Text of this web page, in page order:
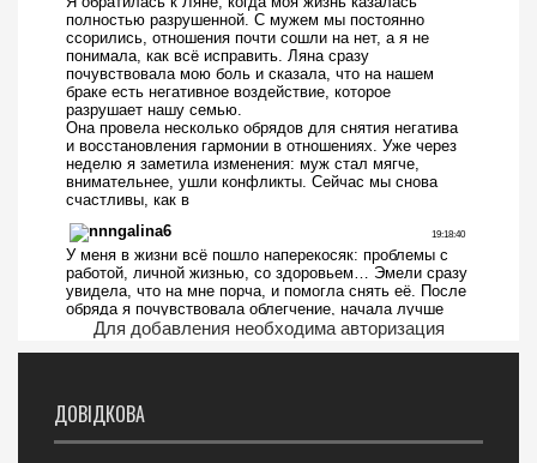
Для добавления необходима авторизация
ДОВІДКОВА